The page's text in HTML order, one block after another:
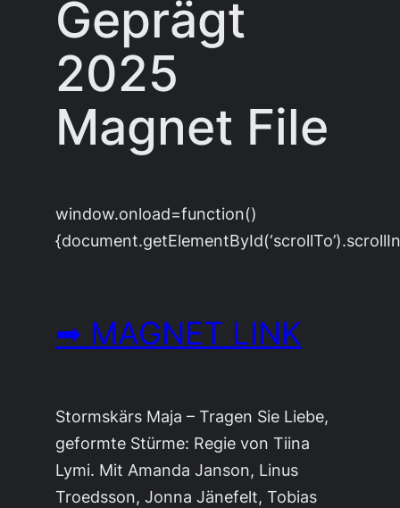
Geprägt
2025
Magnet File
window.onload=function()
➡ MAGNET LINK
Stormskärs Maja – Tragen Sie Liebe,
geformte Stürme: Regie von Tiina
Lymi. Mit Amanda Janson, Linus
Troedsson, Jonna Jänefelt, Tobias